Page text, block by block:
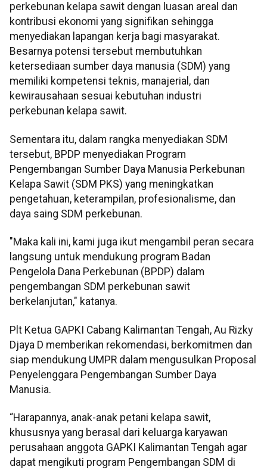
perkebunan kelapa sawit dengan luasan areal dan
kontribusi ekonomi yang signifikan sehingga
menyediakan lapangan kerja bagi masyarakat.
Besarnya potensi tersebut membutuhkan
ketersediaan sumber daya manusia (SDM) yang
memiliki kompetensi teknis, manajerial, dan
kewirausahaan sesuai kebutuhan industri
perkebunan kelapa sawit.
Sementara itu, dalam rangka menyediakan SDM
tersebut, BPDP menyediakan Program
Pengembangan Sumber Daya Manusia Perkebunan
Kelapa Sawit (SDM PKS) yang meningkatkan
pengetahuan, keterampilan, profesionalisme, dan
daya saing SDM perkebunan.
"Maka kali ini, kami juga ikut mengambil peran secara
langsung untuk mendukung program Badan
Pengelola Dana Perkebunan (BPDP) dalam
pengembangan SDM perkebunan sawit
berkelanjutan," katanya.
Plt Ketua GAPKI Cabang Kalimantan Tengah, Au Rizky
Djaya D memberikan rekomendasi, berkomitmen dan
siap mendukung UMPR dalam mengusulkan Proposal
Penyelenggara Pengembangan Sumber Daya
Manusia.
“Harapannya, anak-anak petani kelapa sawit,
khususnya yang berasal dari keluarga karyawan
perusahaan anggota GAPKI Kalimantan Tengah agar
dapat mengikuti program Pengembangan SDM di